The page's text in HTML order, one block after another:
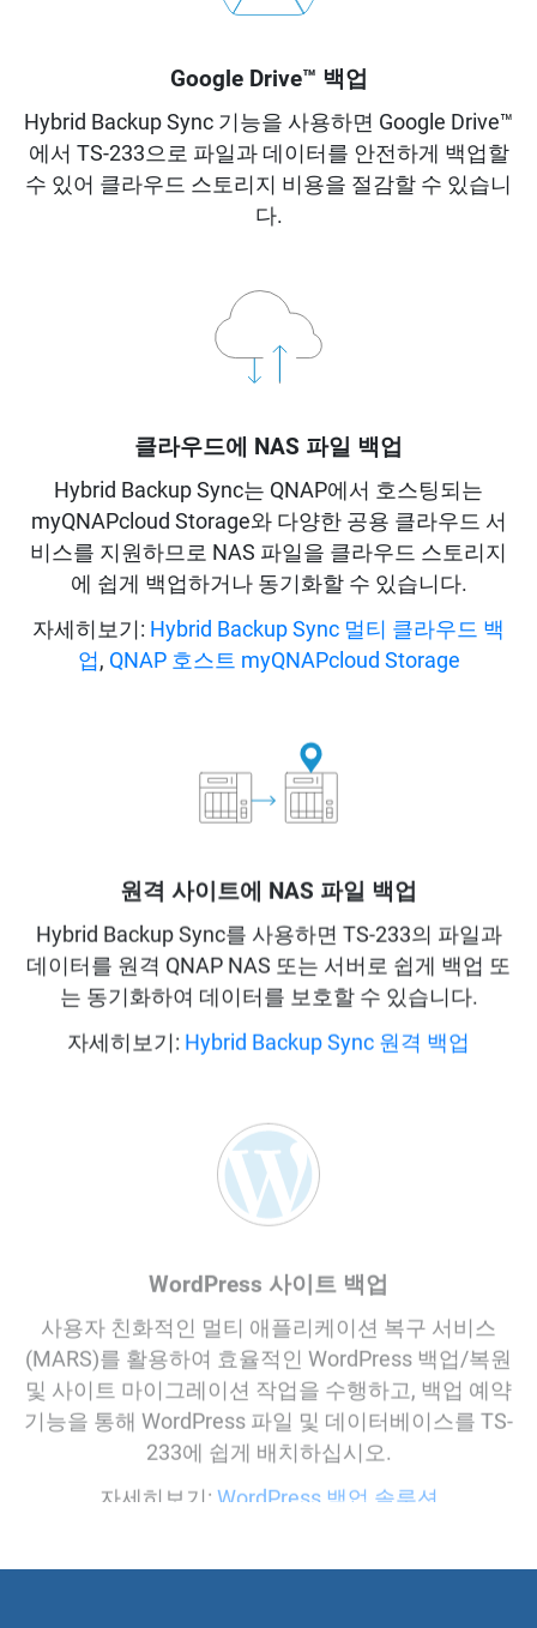
Google Drive™ 백업
Hybrid Backup Sync 기능을 사용하면 Google Drive™
에서 TS-233으로 파일과 데이터를 안전하게 백업할
수 있어 클라우드 스토리지 비용을 절감할 수 있습니
다.
클라우드에 NAS 파일 백업
Hybrid Backup Sync는 QNAP에서 호스팅되는
myQNAPcloud Storage와 다양한 공용 클라우드 서
비스를 지원하므로 NAS 파일을 클라우드 스토리지
에 쉽게 백업하거나 동기화할 수 있습니다.
자세히보기: Hybrid Backup Sync 멀티 클라우드 백
업 , QNAP 호스트 myQNAPcloud Storage
원격 사이트에 NAS 파일 백업
Hybrid Backup Sync를 사용하면 TS-233의 파일과
데이터를 원격 QNAP NAS 또는 서버로 쉽게 백업 또
는 동기화하여 데이터를 보호할 수 있습니다.
자세히보기: Hybrid Backup Sync 원격 백업
WordPress 사이트 백업
사용자 친화적인 멀티 애플리케이션 복구 서비스
(MARS)를 활용하여 효율적인 WordPress 백업/복원
및 사이트 마이그레이션 작업을 수행하고, 백업 예약
기능을 통해 WordPress 파일 및 데이터베이스를 TS-
233에 쉽게 배치하십시오.
자세히보기: WordPress 백업 솔루션